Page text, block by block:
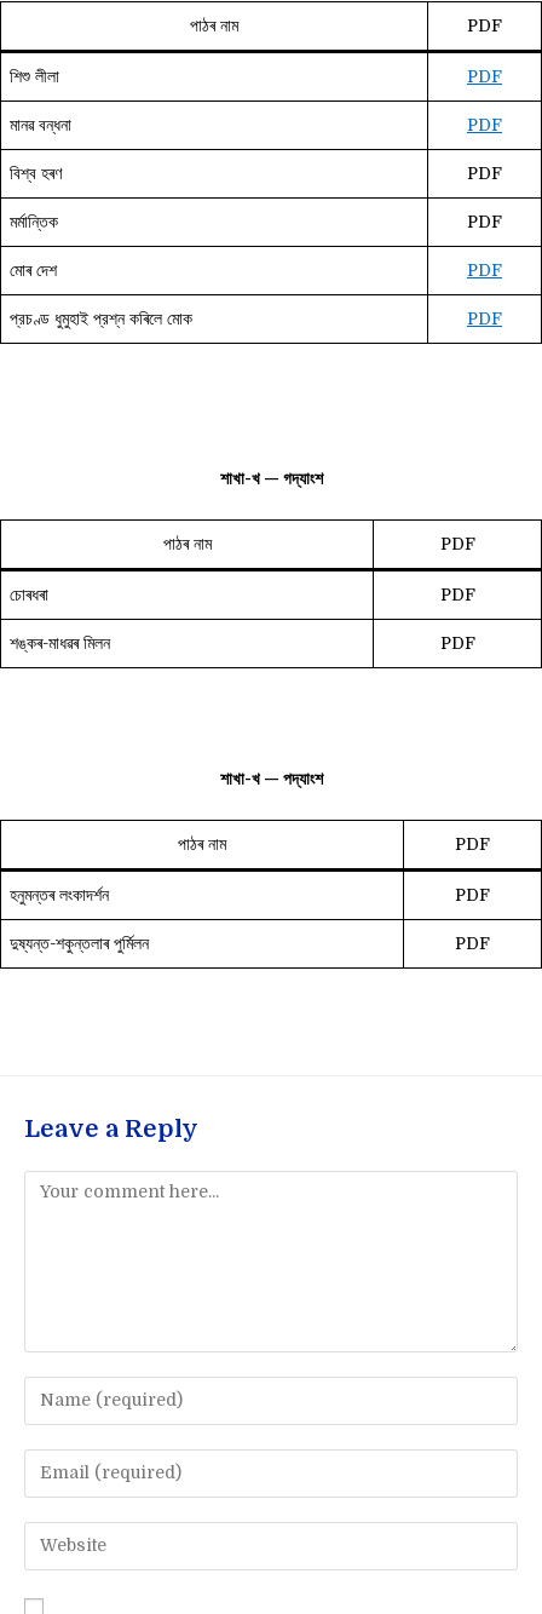
পাঠৰ নাম PDF
শিশু লীলা PDF
মানৱ বন্ধনা PDF
বিশ্ব হৰণ PDF
মর্মান্তিক PDF
মোৰ দেশ PDF
প্রচণ্ড ধুমুহাই প্রশ্ন কৰিলে মোক PDF
শাখা-খ — গদ্যাংশ
পাঠৰ নাম PDF
চোৰধৰা PDF
শঙ্কৰ-মাধৱৰ মিলন PDF
শাখা-খ — পদ্যাংশ
পাঠৰ নাম PDF
হনুমন্তৰ লংকাদৰ্শন PDF
দুষ্যন্ত-শকুন্তলাৰ পুৰ্মিলন PDF
Leave a Reply
Comment
Enter
your
name
or
comment
Enter
your
email
address
Enter
your
website